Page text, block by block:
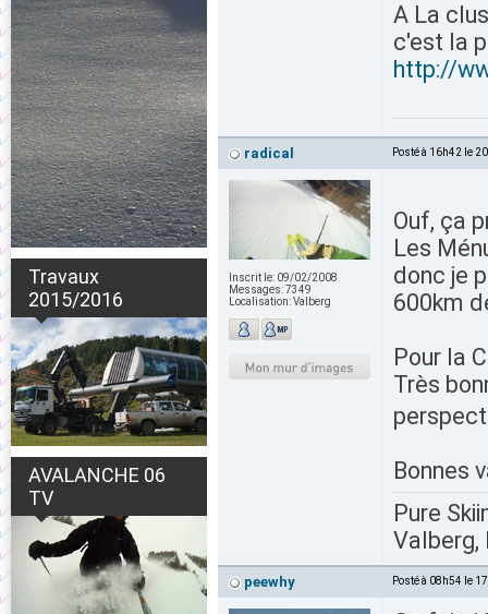
Travaux
2015/2016
AVALANCHE 06
TV
A La
c'est la
http://
radical Posté à 16h42 le
Inscrit le: 09/02/2008
Messages:7349
Localisation:Valberg
Ouf, ça
Les
donc je
600km
Pour la
Très
Bonnes
Pure
Valberg,
peewhy Posté à 08h54 le